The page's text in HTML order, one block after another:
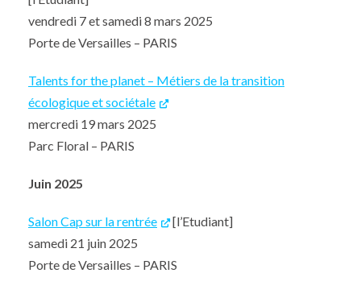
vendredi 7 et samedi 8 mars 2025
Porte de Versailles – PARIS
Talents for the planet – Métiers de la transition
écologique et sociétale
mercredi 19 mars 2025
Parc Floral – PARIS
Juin 2025
Salon Cap sur la rentrée
[l’Etudiant]
samedi 21 juin 2025
Porte de Versailles – PARIS